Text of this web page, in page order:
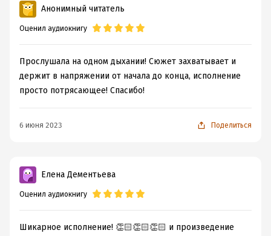
Анонимный читатель
Оценил аудиокнигу
Прослушала на одном дыхании! Сюжет захватывает и
держит в напряжении от начала до конца, исполнение
просто потрясающее! Спасибо!
6 июня 2023 Поделиться
Елена Дементьева
Оценил аудиокнигу
Шикарное исполнение! 👏🏻👏🏻👏🏻 и произведение